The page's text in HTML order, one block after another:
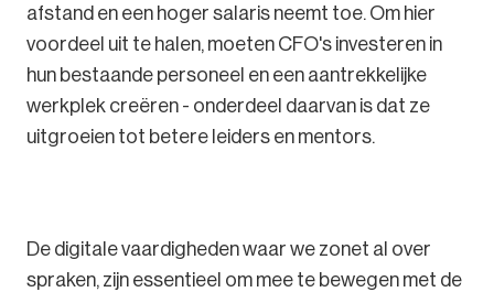
afstand en een hoger salaris neemt toe. Om hier
voordeel uit te halen, moeten CFO's investeren in
hun bestaande personeel en een aantrekkelijke
werkplek creëren - onderdeel daarvan is dat ze
uitgroeien tot betere leiders en mentors.
De digitale vaardigheden waar we zonet al over
spraken, zijn essentieel om mee te bewegen met de